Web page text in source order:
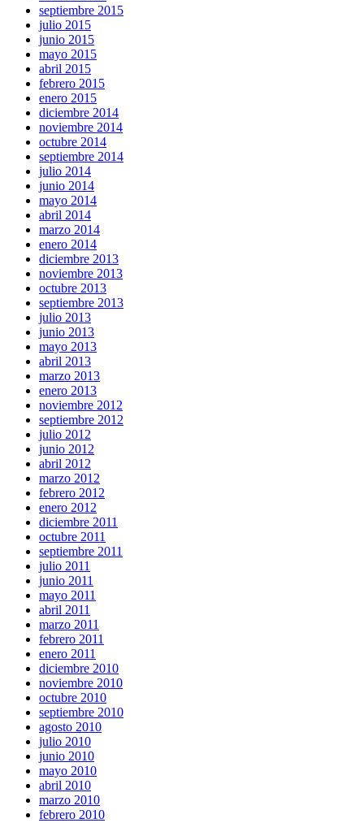
septiembre 2015
julio 2015
junio 2015
mayo 2015
abril 2015
febrero 2015
enero 2015
diciembre 2014
noviembre 2014
octubre 2014
septiembre 2014
julio 2014
junio 2014
mayo 2014
abril 2014
marzo 2014
enero 2014
diciembre 2013
noviembre 2013
octubre 2013
septiembre 2013
julio 2013
junio 2013
mayo 2013
abril 2013
marzo 2013
enero 2013
noviembre 2012
septiembre 2012
julio 2012
junio 2012
abril 2012
marzo 2012
febrero 2012
enero 2012
diciembre 2011
octubre 2011
septiembre 2011
julio 2011
junio 2011
mayo 2011
abril 2011
marzo 2011
febrero 2011
enero 2011
diciembre 2010
noviembre 2010
octubre 2010
septiembre 2010
agosto 2010
julio 2010
junio 2010
mayo 2010
abril 2010
marzo 2010
febrero 2010